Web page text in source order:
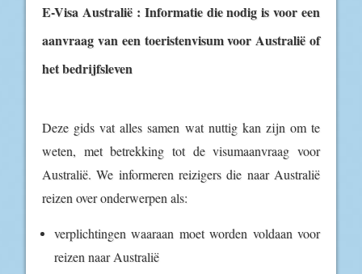
E-Visa Australië : Informatie die nodig is voor een
aanvraag van een toeristenvisum voor Australië of
het bedrijfsleven
Deze gids vat alles samen wat nuttig kan zijn om te
weten, met betrekking tot de visumaanvraag voor
Australië. We informeren reizigers die naar Australië
reizen over onderwerpen als:
verplichtingen waaraan moet worden voldaan voor
reizen naar Australië